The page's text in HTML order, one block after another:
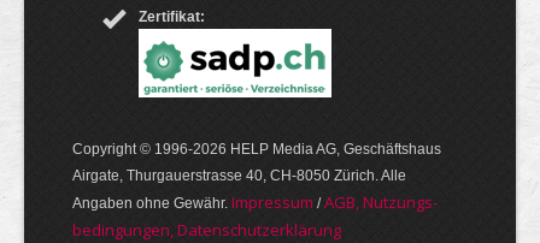
Zertifikat:
Copyright © 1996-2026 HELP Media AG, Geschäftshaus
Airgate, Thurgauer­strasse 40, CH-8050 Zürich. Alle
Angaben ohne Gewähr. Im­pres­sum /AGB, Nut­zungs­
bedin­gungen, Daten­schutz­er­klärung